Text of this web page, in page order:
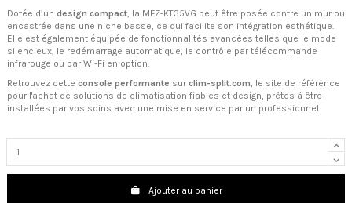
Dotée d’un design compact , la MFZ-KT35VG peut être posée contre un mur ou
encastrée dans une niche basse, ce qui facilite son intégration esthétique.
Elle est également équipée de fonctionnalités avancées telles que le mode
silencieux, le redémarrage automatique, le contrôle par télécommande
infrarouge ou par Wi-Fi en option.
Retrouvez cette console performante sur clim-split.com, le site de référence
pour l'achat de solutions de climatisation fiables et design, prêtes à être
installées par vos soins avec une mise en service par un professionnel.
Ajouter au panier